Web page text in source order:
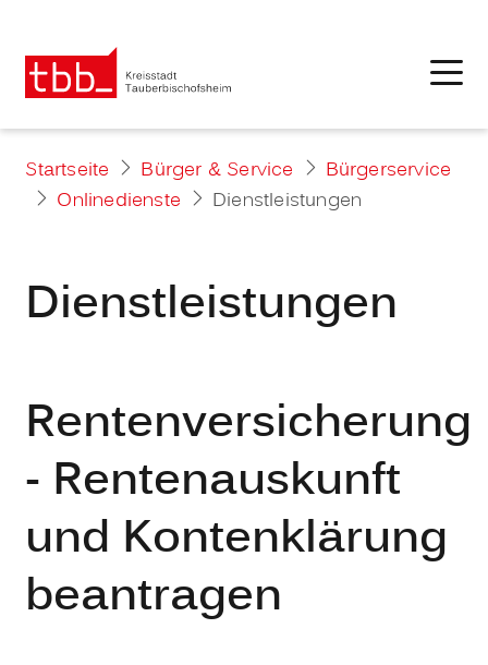
Startseite Bürger & Service
Bürgerservice
Onlinedienste
Dienstleistungen
Dienstleistungen
Rentenversicherung
- Rentenauskunft
und Kontenklärung
beantragen